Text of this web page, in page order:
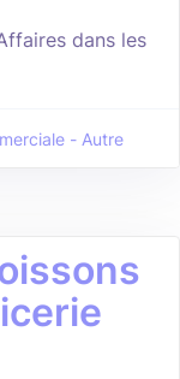
dans les
- Autre